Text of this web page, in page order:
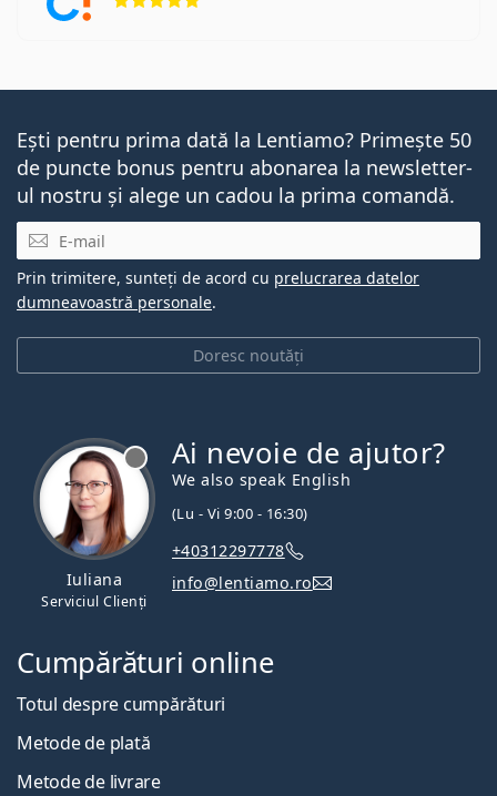
Ești pentru prima dată la Lentiamo? Primește 50
de puncte bonus pentru abonarea la newsletter-
ul nostru și alege un cadou la prima comandă.
E-mail
Doresc noutăți
Prin trimitere, sunteți de acord cu prelucrarea datelor
dumneavoastră personale.
Iuliana
Serviciul Clienți
Ai nevoie de ajutor?
We also speak English
(Lu - Vi 9:00 - 16:30)
+40312297778
info@lentiamo.ro
Cumpărături online
Totul despre cumpărături
Metode de plată
Metode de livrare